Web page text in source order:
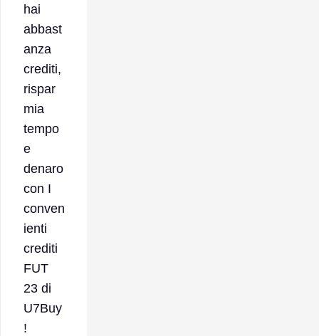
hai
abbast
anza
crediti,
rispar
mia
tempo
e
denaro
con I
conven
ienti
crediti
FUT
23 di
U7Buy
!